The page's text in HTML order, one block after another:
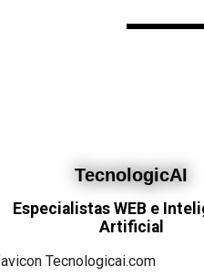
TecnologicAI
Especialistas WEB e
Artificial